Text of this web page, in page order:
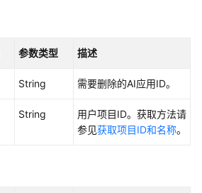
参数类型 描述
String 需要删除的AI应用ID。
String
用户项目ID。获取方法请
参见获取项目ID和名称。